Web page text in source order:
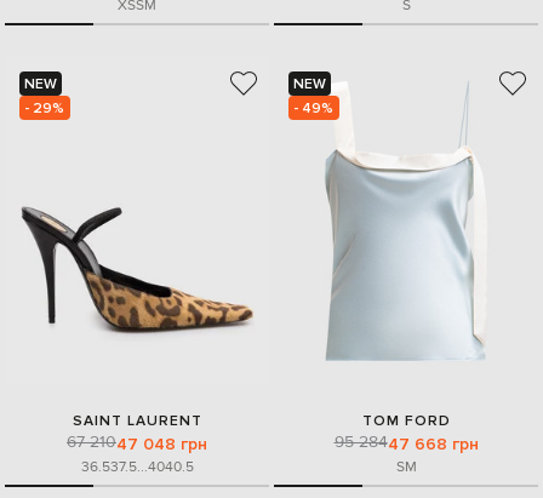
XSSM S
NEW
- 29%
SAINT LAURENT
67 21047 048 грн
36.537.5...4040.5
NEW
- 49%
TOM FORD
95 28447 668 грн
SM